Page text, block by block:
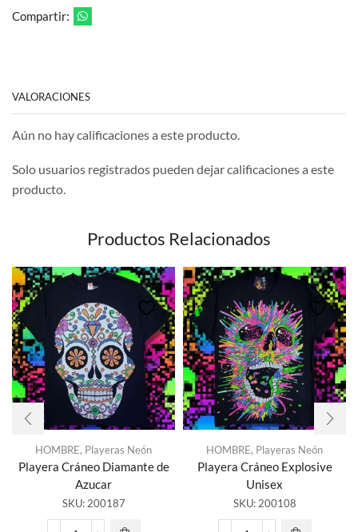
Compartir:
VALORACIONES
Aún no hay calificaciones a este producto.
Solo usuarios registrados pueden dejar calificaciones a este
producto.
Productos Relacionados
HOMBRE, Playeras Neón
Playera Cráneo Diamante de
Azucar
SKU: 200187
HOMBRE, Playeras Neón
Playera Cráneo Explosive
Unisex
SKU: 200108